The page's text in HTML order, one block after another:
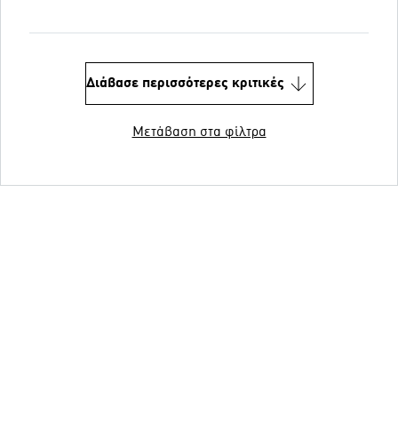
Διάβασε περισσότερες κριτικές
Μετάβαση στα φίλτρα